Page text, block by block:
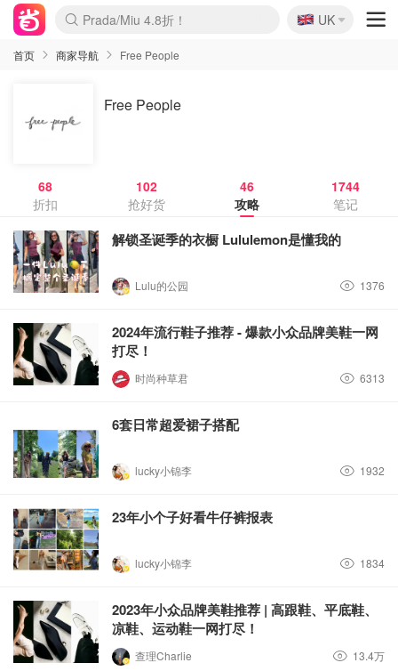
麦卢卡蜂蜜夏促！个位数！
Prada/Miu 4.8折！
啥？必胜客披萨5折！
🇬🇧
UK
首页 商家导航 Free People
Free People
68
折扣
102
抢好货
46
攻略
1744
笔记
解锁圣诞季的衣橱 Lululemon是懂我的
Lulu的公园 1376
2024年流行鞋子推荐 - 爆款小众品牌美鞋一网
打尽！
时尚种草君 6313
6套日常超爱裙子搭配
lucky小锦李 1932
23年小个子好看牛仔裤报表
lucky小锦李 1834
2023年小众品牌美鞋推荐 | 高跟鞋、平底鞋、
凉鞋、运动鞋一网打尽！
查理Charlie 13.4万